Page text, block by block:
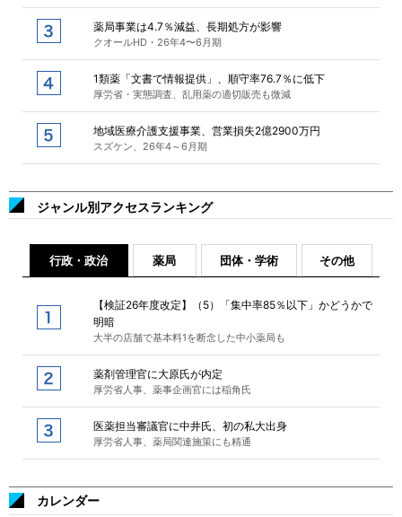
薬局事業は4.7％減益、長期処方が影響
クオールHD・26年4〜6月期
1類薬「文書で情報提供」、順守率76.7％に低下
厚労省・実態調査、乱用薬の適切販売も微減
地域医療介護支援事業、営業損失2億2900万円
スズケン、26年4～6月期
ジャンル別アクセスランキング
行政・政治 薬局 団体・学術 その他
【検証26年度改定】（5）「集中率85％以下」かどうかで
明暗
大半の店舗で基本料1を断念した中小薬局も
薬剤管理官に大原氏が内定
厚労省人事、薬事企画官には稲角氏
医薬担当審議官に中井氏、初の私大出身
厚労省人事、薬局関連施策にも精通
カレンダー